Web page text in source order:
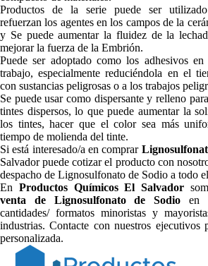
Productos de la serie puede ser
refuerzan los agentes en los campos de la
y Se puede aumentar la fluidez de la
mejorar la fuerza de la Embrión.
Puede ser adoptado como los adhesivos
trabajo, especialmente reduciéndola en el
con sustancias peligrosas o a los trabajos
Se puede usar como dispersante y relleno
tintes dispersos, lo que puede aumentar la
los tintes, hacer que el color sea más
tiempo de molienda del tinte.
Si está interesado/a en comprar
Salvador puede cotizar el producto con
despacho de Lignosulfonato de Sodio a todo
En Productos Químicos El Salvador
venta de Lignosulfonato de Sodio en
cantidades/ formatos minoristas y
industrias. Contacte con nuestros ejecutivos
personalizada.